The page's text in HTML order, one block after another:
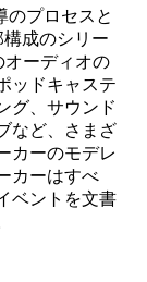
のプロセスと
成のシリー
ーディオの
ッドキャステ
グ、サウンド
など、さまざ
カーのモデレ
カーはすべ
ベントを文書